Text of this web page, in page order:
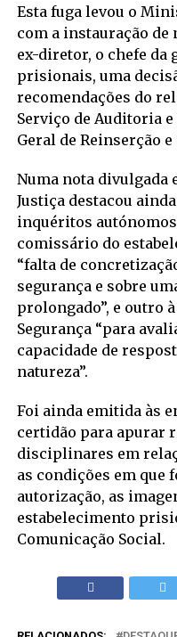
Esta fuga levou o
com a instauração de
ex-diretor, o chefe da
prisionais, uma
recomendações do
Serviço de Auditoria
Geral de Reinserção
Numa nota divulgada
Justiça destacou
inquéritos
comissário do
“falta de
segurança e sobre
prolongado”, e outro
Segurança “para
capacidade de
natureza”.
Foi ainda emitida às
certidão para apurar
disciplinares em
as condições em que
autorização, as
estabelecimento
Comunicação Social.